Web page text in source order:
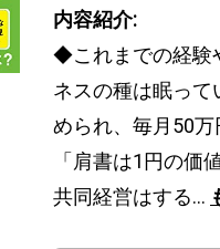
内容紹介:
◆これまでの経験
ネスの種は眠っ
められ、毎月50
「肩書は1円の価
共同経営はする…